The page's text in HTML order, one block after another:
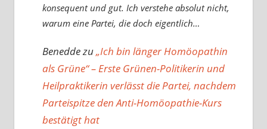
konsequent und gut. Ich verstehe absolut nicht,
warum eine Partei, die doch eigentlich…
Beneddezu„Ich bin länger Homöopathin
als Grüne“ – Erste Grünen-Politikerin und
Heilpraktikerin verlässt die Partei, nachdem
Parteispitze den Anti-Homöopathie-Kurs
bestätigt hat